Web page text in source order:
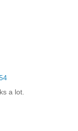
a lot.